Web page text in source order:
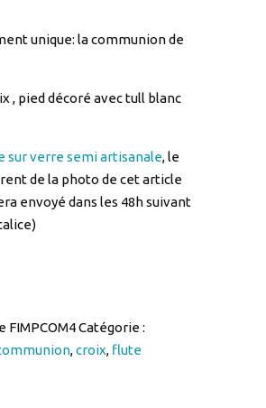
unique: la communion de
, pied décoré avec tull blanc
sur verre semi artisanale, le
de la photo de cet article
envoyé dans les 48h suivant
Catégorie :
,croix, flute